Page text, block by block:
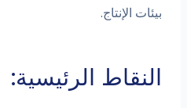
بيئات الإنتاج.
النقاط الرئيسية: